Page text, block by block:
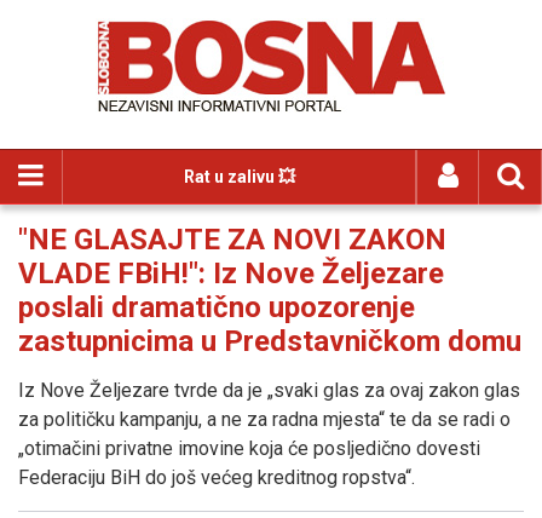
Rat u zalivu 💥
"NE GLASAJTE ZA NOVI ZAKON
VLADE FBiH!": Iz Nove Željezare
poslali dramatično upozorenje
zastupnicima u Predstavničkom domu
Iz Nove Željezare tvrde da je „svaki glas za ovaj zakon glas
za političku kampanju, a ne za radna mjesta“ te da se radi o
„otimačini privatne imovine koja će posljedično dovesti
Federaciju BiH do još većeg kreditnog ropstva“.